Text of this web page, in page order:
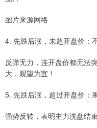
图片来源网络
4. 先跌后涨，未超开盘价：
反弹无力，连开盘价都无法
大，观望为宜！
5. 先跌后涨，超过开盘价：
强势反转，表明主力洗盘结